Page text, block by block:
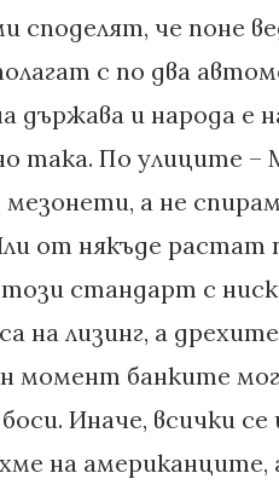
споделят, че поне
с по два
държава и народа е
така. По улиците –
а не
от някъде растат
този стандарт с
на лизинг, а
момент банките
Иначе, всички
на